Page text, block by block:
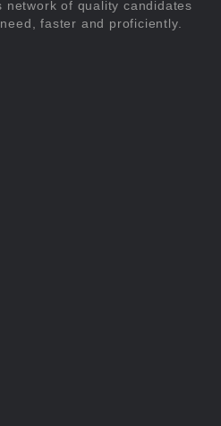
network of quality candidates
faster and proficiently.